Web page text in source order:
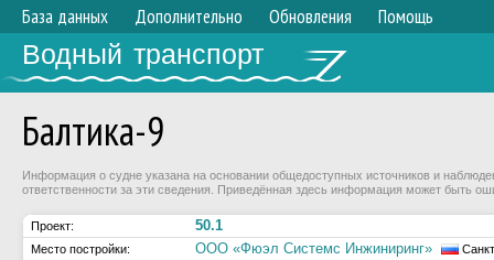
База данных Дополнительно Обновления Помощь
Водный транспорт
Балтика-9
Информация о судне указана на основании общедоступных источников и
ответственности за эти сведения. Приведённая здесь информация может быть
Проект: 50.1
Место постройки: ООО «Фюэл Системс Инжиниринг»